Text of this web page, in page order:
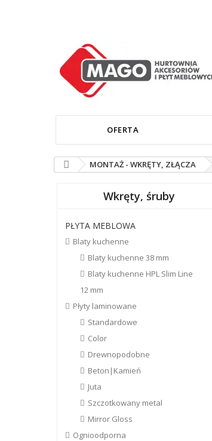
OFERTA
MONTAŻ - WKRĘTY, ZŁĄCZA
Wkręty, śruby
PŁYTA MEBLOWA
Blaty kuchenne
Blaty kuchenne 38 mm
Blaty kuchenne HPL Slim Line
12 mm
Płyty laminowane
Standardowe
Color
Drewnopodobne
Beton|Kamień
Juta
Szczotkowany metal
Mirror Gloss
Ognioodporna